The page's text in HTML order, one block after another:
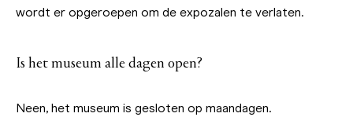
wordt er opgeroepen om de expozalen te verlaten.
Is het museum alle dagen open?
Neen, het museum is gesloten op maandagen.